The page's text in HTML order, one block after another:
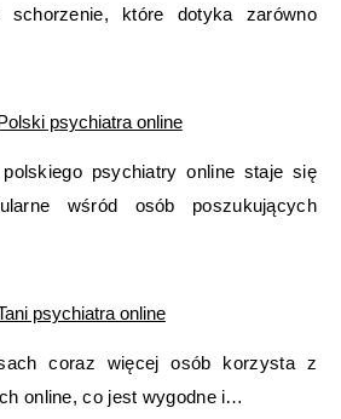
które dotyka zarówno
psychiatra online
psychiatry online staje się
wśród osób poszukujących
psychiatra online
coraz więcej osób korzysta z
online, co jest wygodne i…